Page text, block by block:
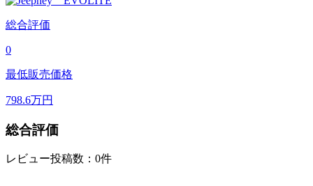
総合評価
0
最低販売価格
798.6万円
総合評価
レビュー投稿数：0件